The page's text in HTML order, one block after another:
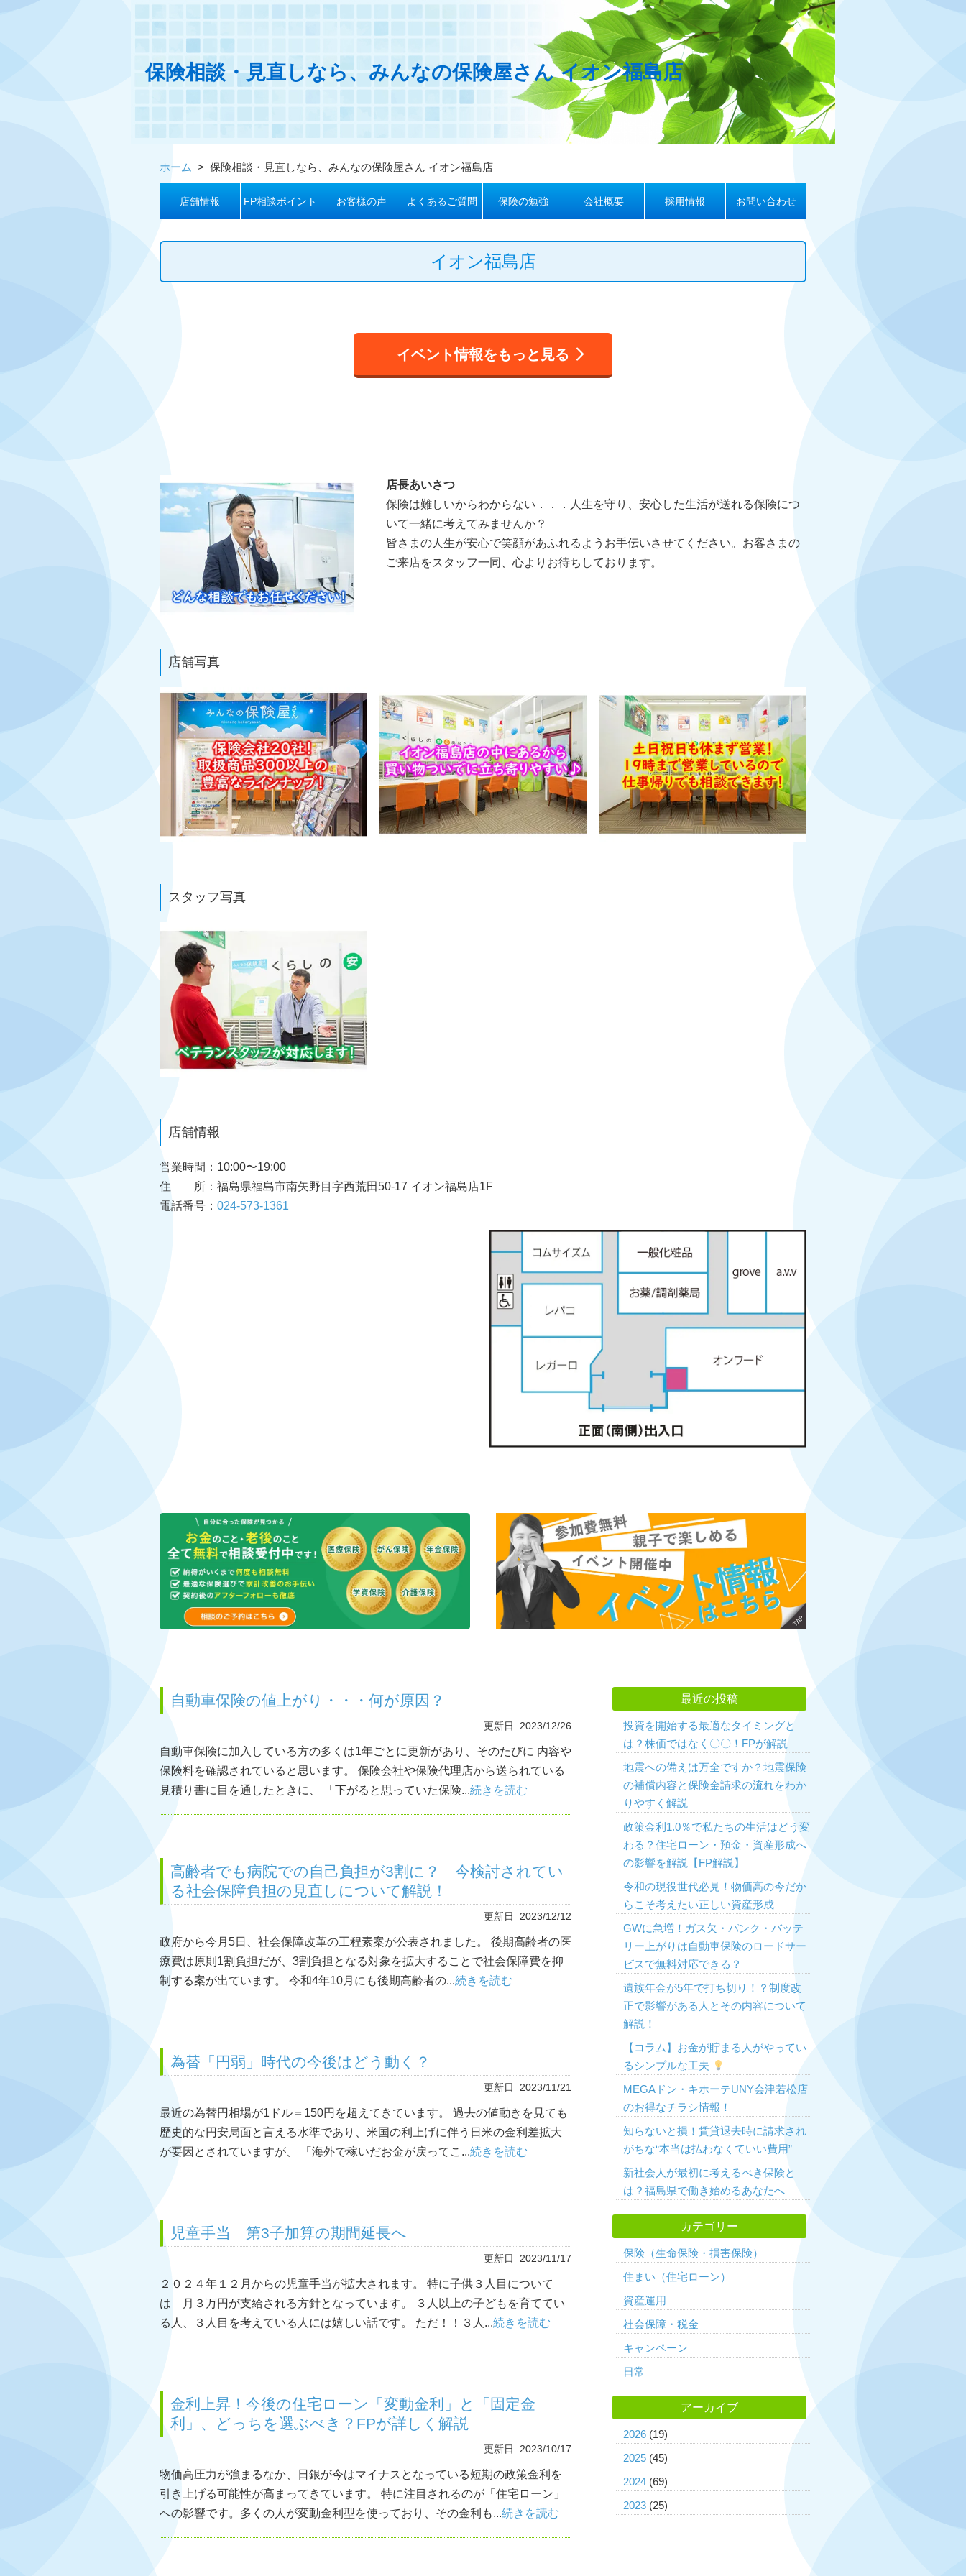
保険相談・見直しなら、みんなの保険屋さん イオン福島店
ホーム > 保険相談・見直しなら、みんなの保険屋さん イオン福島店
店舗情報 FP相談ポイント お客様の声 よくあるご質問 保険の勉強 会社概要 採用情報 お問い合わせ
イオン福島店
イベント情報をもっと見る
店長あいさつ
保険は難しいからわからない．．．人生を守り、安心した生活が送れる保険につ
いて一緒に考えてみませんか？
皆さまの人生が安心で笑顔があふれるようお手伝いさせてください。お客さまの
ご来店をスタッフ一同、心よりお待ちしております。
店舗写真
スタッフ写真
店舗情報
営業時間
10:00〜19:00
住 所
福島県福島市南矢野目字西荒田50-17 イオン福島店1F
電話番号
024-573-1361
自動車保険の値上がり・・・何が原因？
更新日 2023/12/26
自動車保険に加入している方の多くは1年ごとに更新があり、そのたびに 内容や
保険料を確認されていると思います。 保険会社や保険代理店から送られている
見積り書に目を通したときに、 「下がると思っていた保険...続きを読む
高齢者でも病院での自己負担が3割に？ 今検討されてい
る社会保障負担の見直しについて解説！
更新日 2023/12/12
政府から今月5日、社会保障改革の工程素案が公表されました。 後期高齢者の医
療費は原則1割負担だが、3割負担となる対象を拡大することで社会保障費を抑
制する案が出ています。 令和4年10月にも後期高齢者の...続きを読む
為替「円弱」時代の今後はどう動く？
更新日 2023/11/21
最近の為替円相場が1ドル＝150円を超えてきています。 過去の値動きを見ても
歴史的な円安局面と言える水準であり、米国の利上げに伴う日米の金利差拡大
が要因とされていますが、 「海外で稼いだお金が戻ってこ...続きを読む
児童手当 第3子加算の期間延長へ
更新日 2023/11/17
２０２４年１２月からの児童手当が拡大されます。 特に子供３人目について
は 月３万円が支給される方針となっています。 ３人以上の子どもを育ててい
る人、３人目を考えている人には嬉しい話です。 ただ！！３人...続きを読む
金利上昇！今後の住宅ローン「変動金利」と「固定金
利」、どっちを選ぶべき？FPが詳しく解説
更新日 2023/10/17
物価高圧力が強まるなか、日銀が今はマイナスとなっている短期の政策金利を
引き上げる可能性が高まってきています。 特に注目されるのが「住宅ローン」
への影響です。多くの人が変動金利型を使っており、その金利も...続きを読む
最近の投稿
投資を開始する最適なタイミングと
は？株価ではなく〇〇！FPが解説
地震への備えは万全ですか？地震保険
の補償内容と保険金請求の流れをわか
りやすく解説
政策金利1.0％で私たちの生活はどう変
わる？住宅ローン・預金・資産形成へ
の影響を解説【FP解説】
令和の現役世代必見！物価高の今だか
らこそ考えたい正しい資産形成
GWに急増！ガス欠・パンク・バッテ
リー上がりは自動車保険のロードサー
ビスで無料対応できる？
遺族年金が5年で打ち切り！？制度改
正で影響がある人とその内容について
解説！
【コラム】お金が貯まる人がやってい
るシンプルな工夫
MEGAドン・キホーテUNY会津若松店
のお得なチラシ情報！
知らないと損！賃貸退去時に請求され
がちな“本当は払わなくていい費用”
新社会人が最初に考えるべき保険と
は？福島県で働き始めるあなたへ
カテゴリー
保険（生命保険・損害保険）
住まい（住宅ローン）
資産運用
社会保障・税金
キャンペーン
日常
アーカイブ
2026 (19)
2025 (45)
2024 (69)
2023 (25)